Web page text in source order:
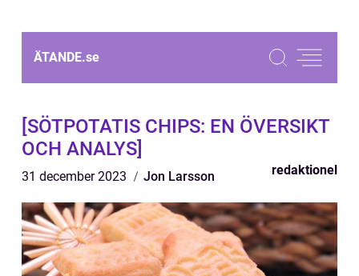
ÄTANDE.se
[SÖTPOTATIS CHIPS: EN ÖVERSIKT
OCH ANALYS]
31 december 2023 Jon Larsson redaktionel